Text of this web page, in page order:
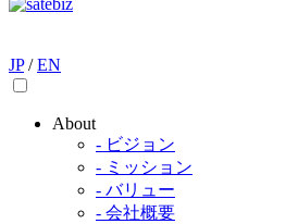
JP / EN
About
- ビジョン
- ミッション
- バリュー
- 会社概要